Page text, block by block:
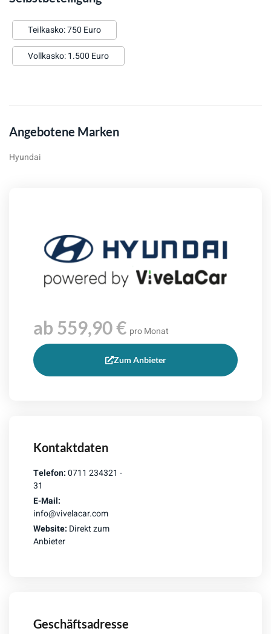
ab 559,90 € pro Monat
Zum Anbieter
Kontaktdaten
Telefon:0711 234321 -
31
E-Mail:
info@vivelacar.com
Website: Direkt zum
Anbieter
Geschäftsadresse
Teilkasko: 750 Euro
Vollkasko: 1.500 Euro
Angebotene Marken
Hyundai